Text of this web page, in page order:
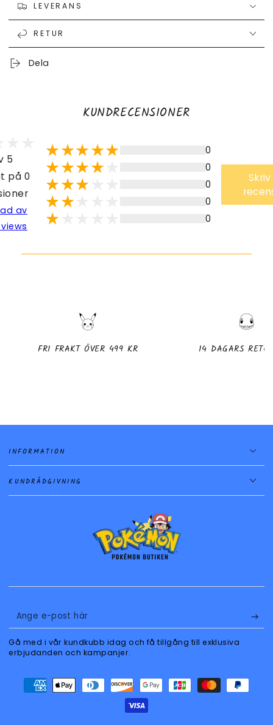
LEVERANS
RETUR
Dela
KUNDRECENSIONER
5
på 0
av
0
0
0
0
0
FRI FRAKT ÖVER 499 KR 14 DAGARS
INFORMATION
KUNDRÅDGIVNING
Ange
e-
post
Gå med i vår kundkubb idag och få tillgång till exklusiva
erbjudanden och kampanjer.
Betalningsmetoder